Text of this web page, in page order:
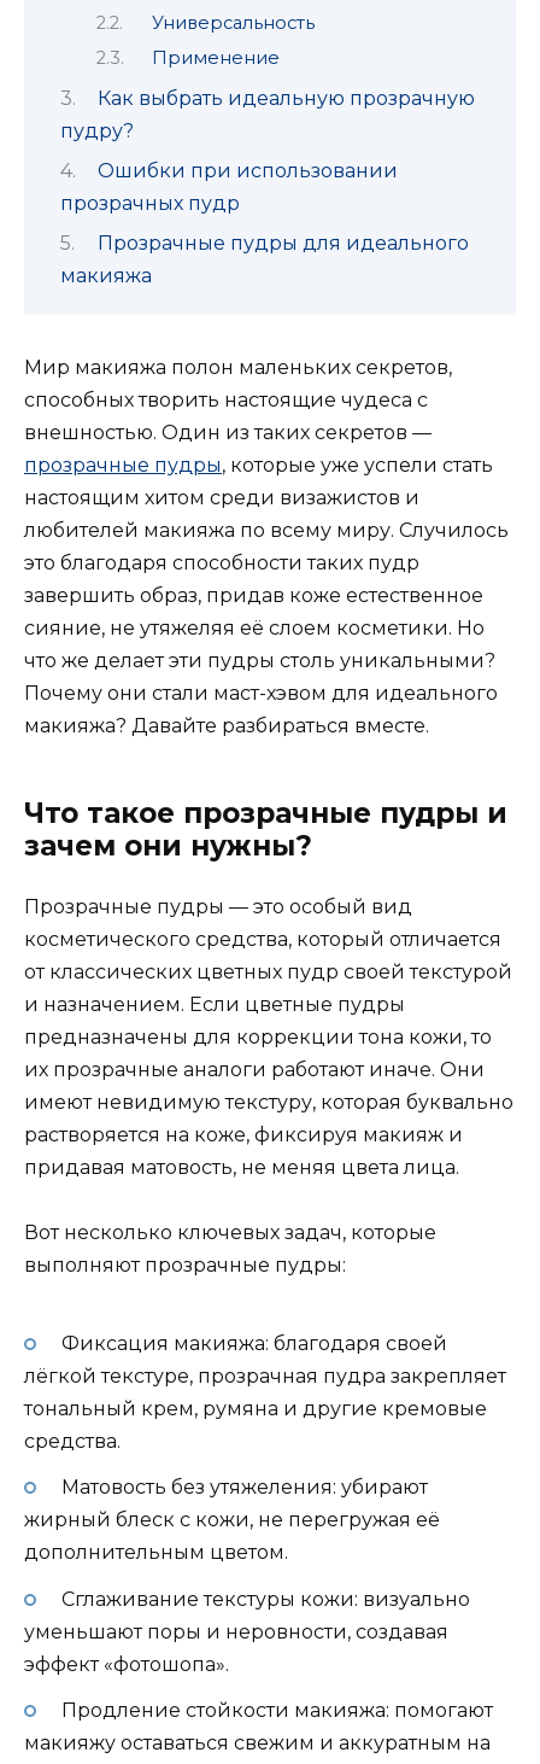
Универсальность
Применение
Как выбрать идеальную прозрачную
пудру?
Ошибки при использовании
прозрачных пудр
Прозрачные пудры для идеального
макияжа
Мир макияжа полон маленьких секретов,
способных творить настоящие чудеса с
внешностью. Один из таких секретов —
прозрачные пудры, которые уже успели стать
настоящим хитом среди визажистов и
любителей макияжа по всему миру. Случилось
это благодаря способности таких пудр
завершить образ, придав коже естественное
сияние, не утяжеляя её слоем косметики. Но
что же делает эти пудры столь уникальными?
Почему они стали маст-хэвом для идеального
макияжа? Давайте разбираться вместе.
Что такое прозрачные пудры и
зачем они нужны?
Прозрачные пудры — это особый вид
косметического средства, который отличается
от классических цветных пудр своей текстурой
и назначением. Если цветные пудры
предназначены для коррекции тона кожи, то
их прозрачные аналоги работают иначе. Они
имеют невидимую текстуру, которая буквально
растворяется на коже, фиксируя макияж и
придавая матовость, не меняя цвета лица.
Вот несколько ключевых задач, которые
выполняют прозрачные пудры:
Фиксация макияжа: благодаря своей
лёгкой текстуре, прозрачная пудра закрепляет
тональный крем, румяна и другие кремовые
средства.
Матовость без утяжеления: убирают
жирный блеск с кожи, не перегружая её
дополнительным цветом.
Сглаживание текстуры кожи: визуально
уменьшают поры и неровности, создавая
эффект «фотошопа».
Продление стойкости макияжа: помогают
макияжу оставаться свежим и аккуратным на